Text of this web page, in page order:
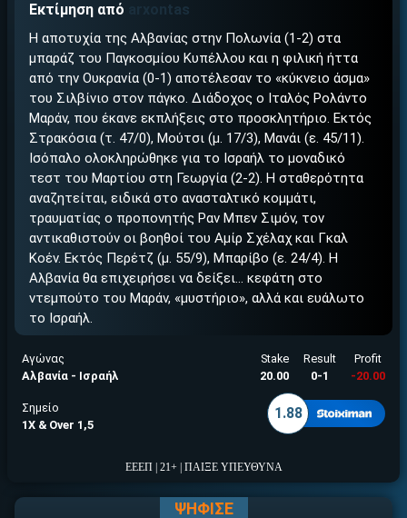
Εκτίμηση από arxontas
Η αποτυχία της Αλβανίας στην Πολωνία (1-2) στα
μπαράζ του Παγκοσμίου Κυπέλλου και η φιλική ήττα
από την Ουκρανία (0-1) αποτέλεσαν το «κύκνειο άσμα»
του Σιλβίνιο στον πάγκο. Διάδοχος ο Ιταλός Ρολάντο
Μαράν, που έκανε εκπλήξεις στο προσκλητήριο. Εκτός
Στρακόσια (τ. 47/0), Μούτσι (μ. 17/3), Μανάι (ε. 45/11).
Ισόπαλο ολοκληρώθηκε για το Ισραήλ το μοναδικό
τεστ του Μαρτίου στη Γεωργία (2-2). Η σταθερότητα
αναζητείται, ειδικά στο ανασταλτικό κομμάτι,
τραυματίας ο προπονητής Ραν Μπεν Σιμόν, τον
αντικαθιστούν οι βοηθοί του Αμίρ Σχέλαχ και Γκαλ
Κοέν. Εκτός Περέτζ (μ. 55/9), Μπαρίβο (ε. 24/4). Η
Αλβανία θα επιχειρήσει να δείξει… κεφάτη στο
ντεμπούτο του Μαράν, «μυστήριο», αλλά και ευάλωτο
το Ισραήλ.
Αγώνας
Αλβανία - Ισραήλ
Stake
20.00
Result
0-1
Profit
-20.00
Σημείο
1X & Over 1,5
1.88
ΕΕΕΠ | 21+ | ΠΑΙΞΕ ΥΠΕΥΘΥΝΑ
ΨΗΦΙΣΕ
ΕΓΚΡΙΣΗ ΑΠΟ ΑΡΧΟΝΤΑ ΕΓΚΡΙΣΗ ΑΠΟ ΑΡΧΟΝΤΑ